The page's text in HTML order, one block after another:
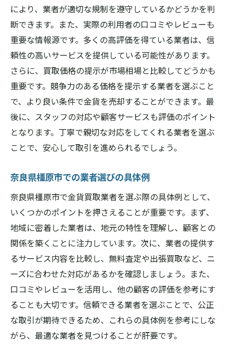
により、業者が適切な規制を遵守しているかどうかを判
断できます。また、実際の利用者の口コミやレビューも
重要な情報源です。多くの高評価を得ている業者は、信
頼性の高いサービスを提供している可能性があります。
さらに、買取価格の提示が市場相場と比較してどうかも
重要です。競争力のある価格を提示する業者を選ぶこと
で、より良い条件で金貨を売却することができます。最
後に、スタッフの対応や顧客サービスも評価のポイント
となります。丁寧で親切な対応をしてくれる業者を選ぶ
ことで、安心して取引を進められるでしょう。
奈良県橿原市での業者選びの具体例
奈良県橿原市で金貨買取業者を選ぶ際の具体例として、
いくつかのポイントを押さえることが重要です。まず、
地域に密着した業者は、地元の特性を理解し、顧客との
関係を築くことに注力しています。次に、業者の提供す
るサービス内容を比較し、無料査定や出張買取など、ニ
ーズに合わせた対応があるかを確認しましょう。また、
口コミやレビューを活用し、他の顧客の評価を参考にす
ることも大切です。信頼できる業者を選ぶことで、公正
な取引が期待できるため、これらの具体例を参考にしな
がら、最適な業者を見つけることが肝要です。